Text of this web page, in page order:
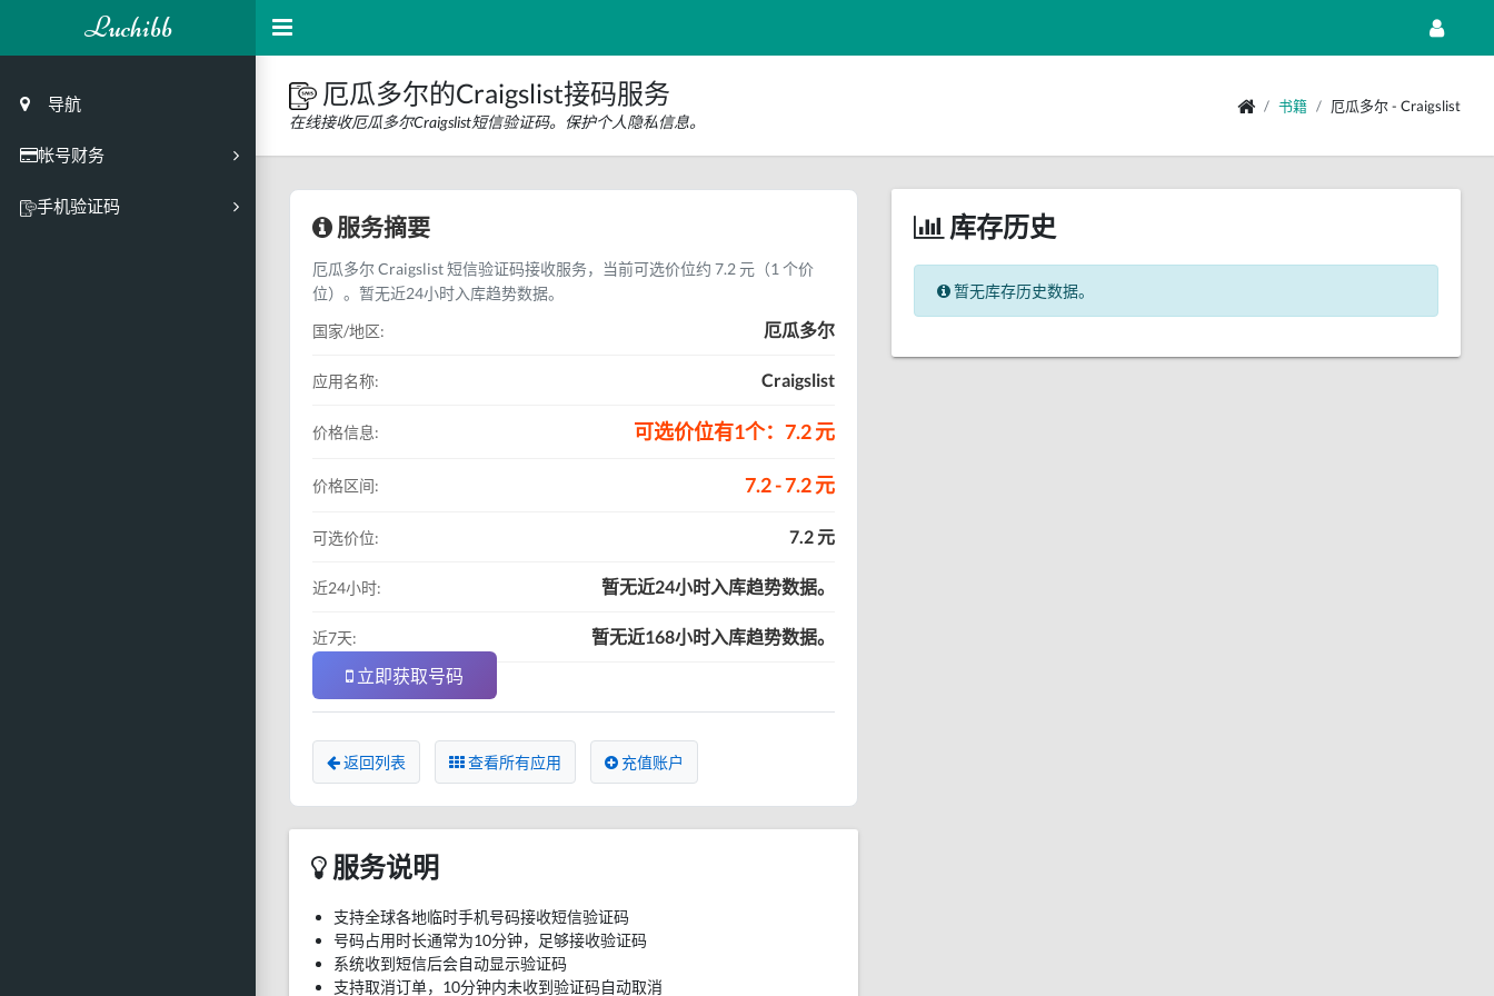
Luchibb
导航
帐号财务
充值
手机验证码
厄瓜多尔的Craigslist接码服务
在线接收厄瓜多尔Craigslist短信验证码。保护个人隐私信息。
书籍 厄瓜多尔 - Craigslist
服务摘要
厄瓜多尔 Craigslist 短信验证码接收服务，当前可选价位约 7.2 元（1 个价
位）。暂无近24小时入库趋势数据。
国家/地区:
厄瓜多尔
应用名称: Craigslist
价格信息: 可选价位有1个：7.2 元
价格区间: 7.2 - 7.2 元
可选价位: 7.2 元
近24小时: 暂无近24小时入库趋势数据。
近7天:
暂无近168小时入库趋势数据。
立即获取号码
返回列表 查看所有应用 充值账户
服务说明
支持全球各地临时手机号码接收短信验证码
号码占用时长通常为10分钟，足够接收验证码
系统收到短信后会自动显示验证码
支持取消订单，10分钟内未收到验证码自动取消
库存历史
暂无库存历史数据。